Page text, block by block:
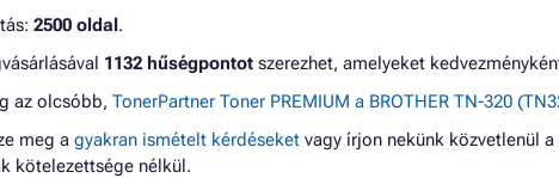
2500 oldal.
1132 hűségpontot szerezhet, amelyeket
az olcsóbb, TonerPartner Toner PREMIUM a BROTHER TN-320
meg a gyakran ismételt kérdéseket vagy írjon nekünk közvetlenül
kötelezettsége nélkül.